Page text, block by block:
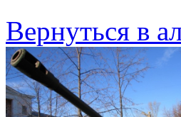
Вернуться в